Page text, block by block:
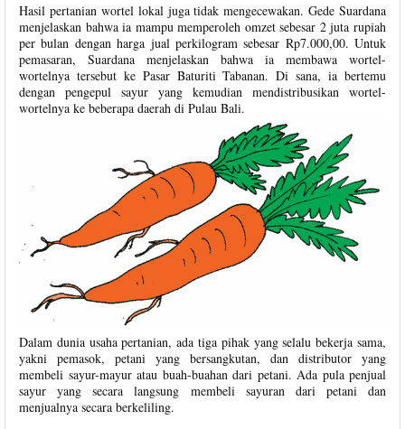
Hasil pertanian wortel lokal juga tidak mengecewakan. Gede Suardana
menjelaskan bahwa ia mampu memperoleh omzet sebesar 2 juta rupiah
per bulan dengan harga jual perkilogram sebesar Rp7.000,00. Untuk
pemasaran, Suardana menjelaskan bahwa ia membawa wortel-
wortelnya tersebut ke Pasar Baturiti Tabanan. Di sana, ia bertemu
dengan pengepul sayur yang kemudian mendistribusikan wortel-
wortelnya ke beberapa daerah di Pulau Bali.
Dalam dunia usaha pertanian, ada tiga pihak yang selalu bekerja sama,
yakni pemasok, petani yang bersangkutan, dan distributor yang
membeli sayur-mayur atau buah-buahan dari petani. Ada pula penjual
sayur yang secara langsung membeli sayuran dari petani dan
menjualnya secara berkeliling.